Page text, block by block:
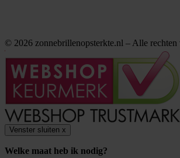
© 2026 zonnebrillenopsterkte.nl – Alle rechten
Venster sluiten x
Welke maat heb ik nodig?